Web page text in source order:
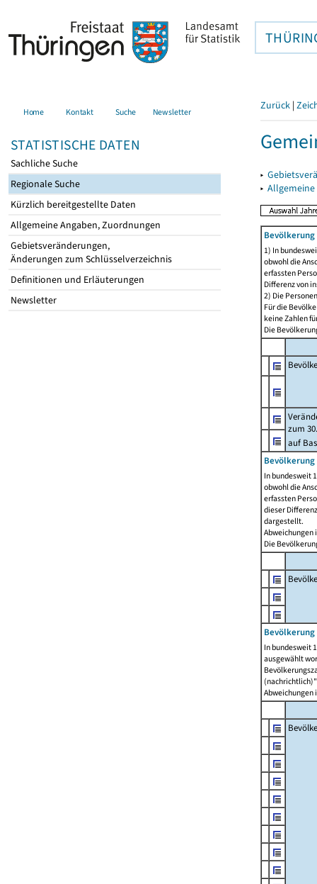
Home Kontakt Suche Newsletter
STATISTISCHE DATEN
Sachliche Suche
Regionale Suche
Kürzlich bereitgestellte Daten
Allgemeine Angaben, Zuordnungen
Gebietsveränderungen,
Änderungen zum Schlüsselverzeichnis
Definitionen und Erläuterungen
Newsletter
Zurück |
▸
▸
1) In
obwohl die
erfassten
Differenz von
2) Die
Für die
keine Zahlen
Die
zum
auf
Bevölkerung
In bundesweit
obwohl die
erfassten
dieser
dargestellt.
Abweichungen
Die
In bundesweit
ausgewählt
Abweichungen